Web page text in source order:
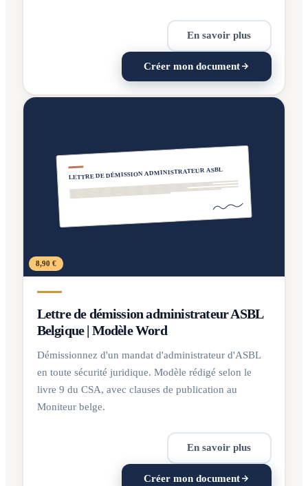
En savoir plus
Créer mon document
LETTRE DE DÉMISSION ADMINISTRATEUR ASBL
8,90 €
Lettre de démission administrateur ASBL
Belgique | Modèle Word
Démissionnez d'un mandat d'administrateur d'ASBL
en toute sécurité juridique. Modèle rédigé selon le
livre 9 du CSA, avec clauses de publication au
Moniteur belge.
En savoir plus
Créer mon document